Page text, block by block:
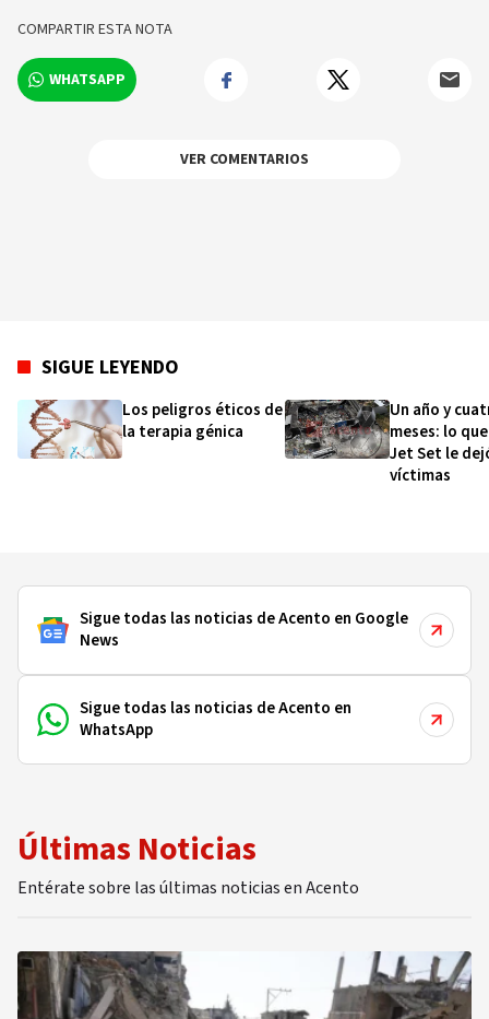
COMPARTIR ESTA NOTA
WHATSAPP
VER COMENTARIOS
SIGUE LEYENDO
Los peligros éticos de
la terapia génica
Un año y
meses: lo
Jet Set le
víctimas
Sigue todas las noticias de Acento en Google
News
Sigue todas las noticias de Acento en
WhatsApp